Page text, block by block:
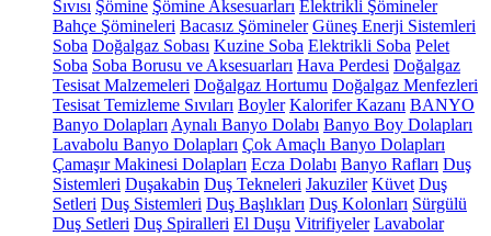
Sıvısı Şömine Şömine Aksesuarları Elektrikli Şömineler
Bahçe Şömineleri Bacasız Şömineler Güneş Enerji Sistemleri
Soba Doğalgaz Sobası Kuzine Soba Elektrikli Soba Pelet
Soba Soba Borusu ve Aksesuarları Hava Perdesi Doğalgaz
Tesisat Malzemeleri Doğalgaz Hortumu Doğalgaz Menfezleri
Tesisat Temizleme Sıvıları Boyler Kalorifer Kazanı BANYO
Banyo Dolapları Aynalı Banyo Dolabı Banyo Boy Dolapları
Lavabolu Banyo Dolapları Çok Amaçlı Banyo Dolapları
Çamaşır Makinesi Dolapları Ecza Dolabı Banyo Rafları Duş
Sistemleri Duşakabin Duş Tekneleri Jakuziler Küvet Duş
Setleri Duş Sistemleri Duş Başlıkları Duş Kolonları Sürgülü
Duş Setleri Duş Spiralleri El Duşu Vitrifiyeler Lavabolar